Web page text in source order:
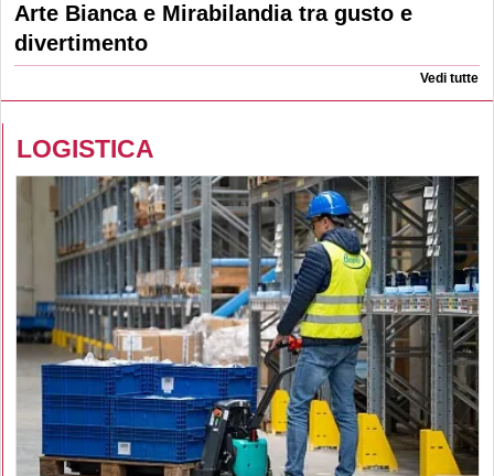
Arte Bianca e Mirabilandia tra gusto e
divertimento
Vedi tutte
LOGISTICA